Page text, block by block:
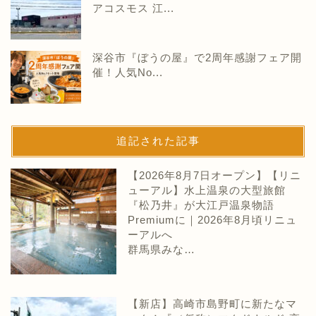
アコスモス 江...
深谷市『ぼうの屋』で2周年感謝フェア開
催！人気No...
追記された記事
【2026年8月7日オープン】【リニ
ューアル】水上温泉の大型旅館
『松乃井』が大江戸温泉物語
Premiumに｜2026年8月頃リニュ
ーアルへ
群馬県みな…
【新店】高崎市島野町に新たなマ